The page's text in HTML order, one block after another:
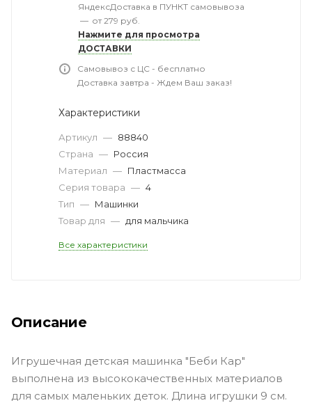
ЯндексДоставка в ПУНКТ самовывоза
— от 279 руб.
Нажмите для просмотра
ДОСТАВКИ
Самовывоз с ЦС - бесплатно
Доставка завтра - Ждем Ваш заказ!
Характеристики
Артикул — 88840
Страна — Россия
Материал — Пластмасса
Серия товара — 4
Тип — Машинки
Товар для — для мальчика
Все характеристики
Описание
Игрушечная детская машинка "Беби Кар"
выполнена из высококачественных материалов
для самых маленьких деток. Длина игрушки 9 см.